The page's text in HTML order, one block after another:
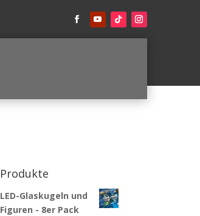
Produkte
LED-Glaskugeln und
Figuren - 8er Pack